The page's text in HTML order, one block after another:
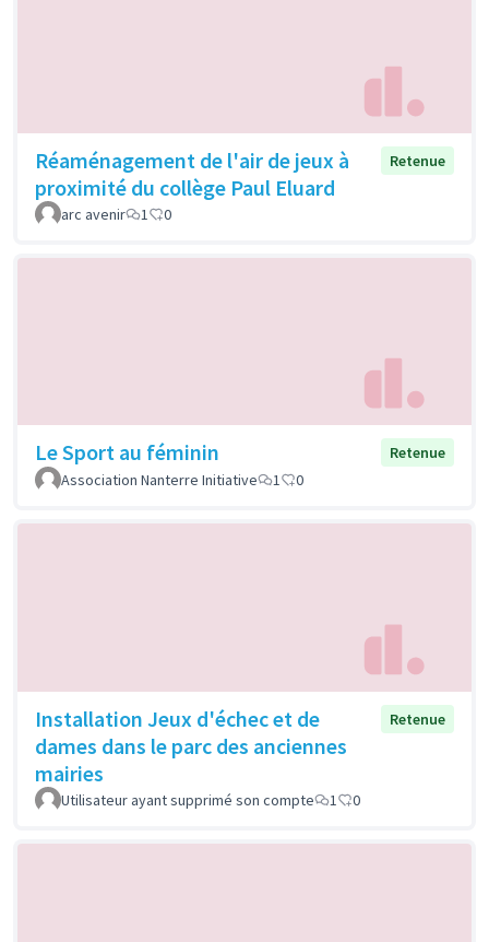
Réaménagement de l'air de jeux à
proximité du collège Paul Eluard
Retenue
arc avenir 1 0
Le Sport au féminin
Retenue
Association Nanterre Initiative
1 0
Installation Jeux d'échec et de
dames dans le parc des anciennes
mairies
Retenue
Utilisateur ayant supprimé son compte 1 0